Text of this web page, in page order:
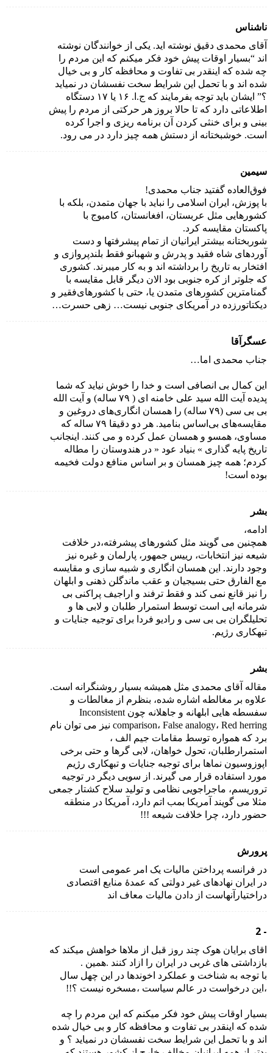
ناشناس
آقای محمدی دقیق نوشته اید. یکی از خوانندگان نوشته
اند “بسیار اوقات پیش خود فکر میکنم که این مردم را
چه شده که اینقدر بی تفاوت و محافظه کار و بی خیال
شده اند و با تحمل این شرایط سخت نفسشان در نمیاید
؟” ایشان باید توجه بفرمایند که ج.ا. ۱۶ یا ۱۷ دستگاه
اطلاعاتی دارد که تا حالا بروز هر حرکتی از مردم را پیش
بینی و برای خنثی کردن آن برنامه ریزی و اجرا کرده
است. خوشبختانه از دستش همه چیز دارد در می رود.
سیمین
فوق‌العاده گفتید جناب محمدی!
با پوزش، ایران اسلامی را نباید با جهان متمدن، بلکه با
کشورهایی مثل عربستان، افغانستان، کامبوج با
پاکستان مقایسه کرد.
شوربختانه بیشتر ایرانیان از تمام پیشرفتها و دست
آوردهای شاه فقید و پدرش و شهبانو فقط بلندپروازی و
افتخار به تاریخ را برداشته اند و به کار میبرند. کشوری
که جلوتر از کره جنوبی بود الان دیگر قابل مقایسه با
گمنامترین کشورهای متمدن یا، حتی با کشورهای‌‌فقیر و
دیکتاتورزده در آمریکای جنوبی نیست… زهی حسرت…
عسگرآقا
جناب محمدی اما…
این کمال بی انصافی است و خدا را خوش نیاید که شما
پدیده آیت الله سید علی خامنه ای ( ۷۹ ساله) و آیت الله
بی بی سی (۷۹ ساله) را همسان انگاری‌های دروغین و
مقایسه‌های بی‌اساس بنامید. هر دو دقیقا ۷۹ ساله که
مساوی، همسو و همسان عمل کرده و می کنند. اینجانب
تاریخ پایه گذاری » بنیاد عود « در هندوستان را مطاله
کردم؛ همه چیز همسان و بر اساس منافع دولت فخیمه
بوده است!
بشر
ادامه،
همچنین می گویند مثل کشورهای پیشرفته،‌در خلافت
شیعه نیز انتخابات، رییس جمهور، پارلمان و غیره نیز
وجود دارند. این همسان انگاری و شبیه سازی و مقایسه
مع الفارق حتی بسیجیان و عقب ماندگلن ذهنی و ابلهان
را نیز قانع نمی کند و فقط ترفند و اراجیف پراکنی بی
شرمانه ایی است توسط استمرار طلبان و لابی ها و
تحلیلگران بی بی سی و رادیو فردا برای توجیه جنایات و
تبهکاری رژیم.
بشر
مقاله آقای محمدی مثل همیشه بسیار روشنگرانه است.
علاوه بر مغالطه اشاره شده، بنظرم از مغالطات و
سفسطه هایی ابلهانه و جاهلانه چون Inconsistent
comparison، False analogy، Red herring نیز می توان نام
برد که همواره توسط مقامات جیم الف ،
استمرارطلبان، تحول خواهان، لابی گرها و حتی برخی
اپوزوسیون نماها برای توجیه جنایات و تبهکاری رژیم
مورد استفاده قرار می گیرند. از سویی دیگر در توجیه
تروریسم، ماجراجویی نظامی و تولید سلاح کشتار جمعی
مثلا می گویند آمریکا بمب اتم دارد، آمریکا در منطقه
حضور دارد، چرا خلافت شیعه !!!
پرورش
در فرانسه پرداختن مالیات یک امر عمومی است
در ایران نهادهای غیر دولتی که عمدهٔ منابع اقتصادی
دراختیارآنهاست از دادن مالیات معاف اند
- 2
اقای برایان هوک چند روز قبل از ملاها خواهش میکند که
بازداشتی های غربی در ایران را ازاد کنند .همین .
با توجه به شناخت و عملکرد اخوندها در این چهل سال
،این درخواست در عالم سیاست ،مسخره نیست ؟!!
بسیار اوقات پیش خود فکر میکنم که این مردم را چه
شده که اینقدر بی تفاوت و محافظه کار و بی خیال شده
اند و با تحمل این شرایط سخت نفسشان در نمیاید ؟ و